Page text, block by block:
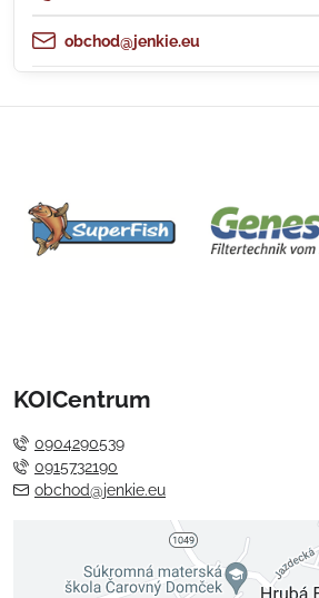
obchod@jenkie.eu
KOICentrum
0904290539
0915732190
obchod@jenkie.eu
Externý obsah je blokovaný